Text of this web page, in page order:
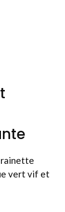
rainette
vert vif et